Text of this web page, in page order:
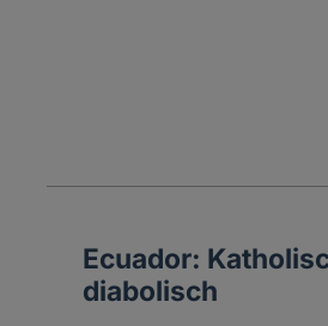
Ecuador:
diabolisch